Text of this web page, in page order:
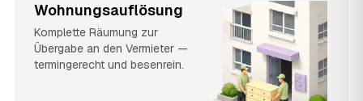
Wohnungsauflösung
Komplette Räumung zur
Übergabe an den Vermieter —
termingerecht und besenrein.